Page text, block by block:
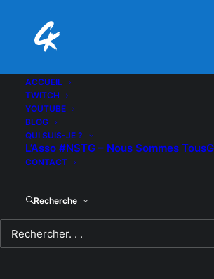
ACCUEIL
TWITCH
YOUTUBE
BLOG
QUI SUIS-JE ?
L’Asso #NSTG – Nous Sommes
CONTACT
Recherche